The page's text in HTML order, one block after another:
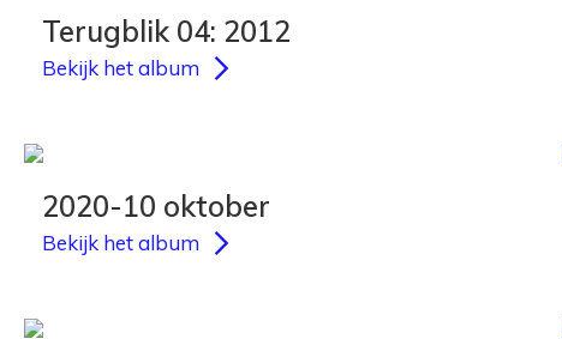
Terugblik 04: 2012
Bekijk het album
2020-10 oktober
Bekijk het album